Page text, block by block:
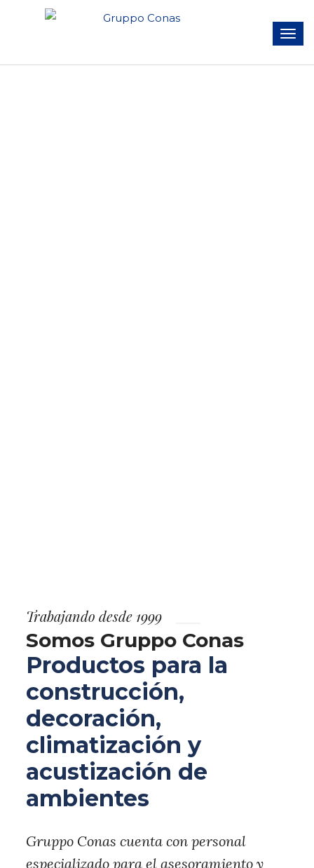
Trabajando desde 1999
Somos Gruppo Conas
Productos para la
construcción,
decoración,
climatización y
acustización de
ambientes
Gruppo Conas cuenta con personal
especializado para el asesoramiento y